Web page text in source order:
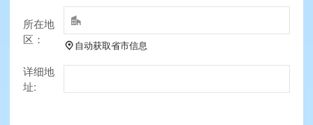
所在地
区：

自动获取省市信息
详细地
址: